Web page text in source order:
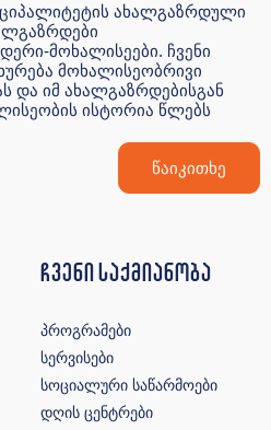
ახალგაზრდული
მოხალისეები. ჩვენი
მოხალისეობრივი
და იმ ახალგაზრდებისგან
ისტორია წლებს
წაიკითხე
ჩვენი საქმიანობა
პროგრამები
სერვისები
სოციალური საწარმოები
დღის ცენტრები